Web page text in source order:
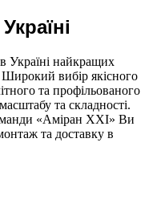
Україні найкращих
Широкий вибір якісного
та профільованого
та складності.
«Аміран XXI» Ви
та доставку в